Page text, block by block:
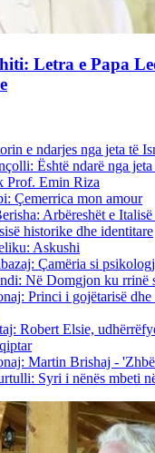
Letra e Papa
e ndarjes nga jeta të
Është ndarë nga
Prof. Emin Riza
Çemerrica mon amour
Arbëreshët e
historike dhe identitare
Askushi
Çamëria si
Në Domgjon ku rrinë
Princi i gojëtarisë dhe
Robert Elsie,
Martin Brishaj -
Syri i nënës mbeti